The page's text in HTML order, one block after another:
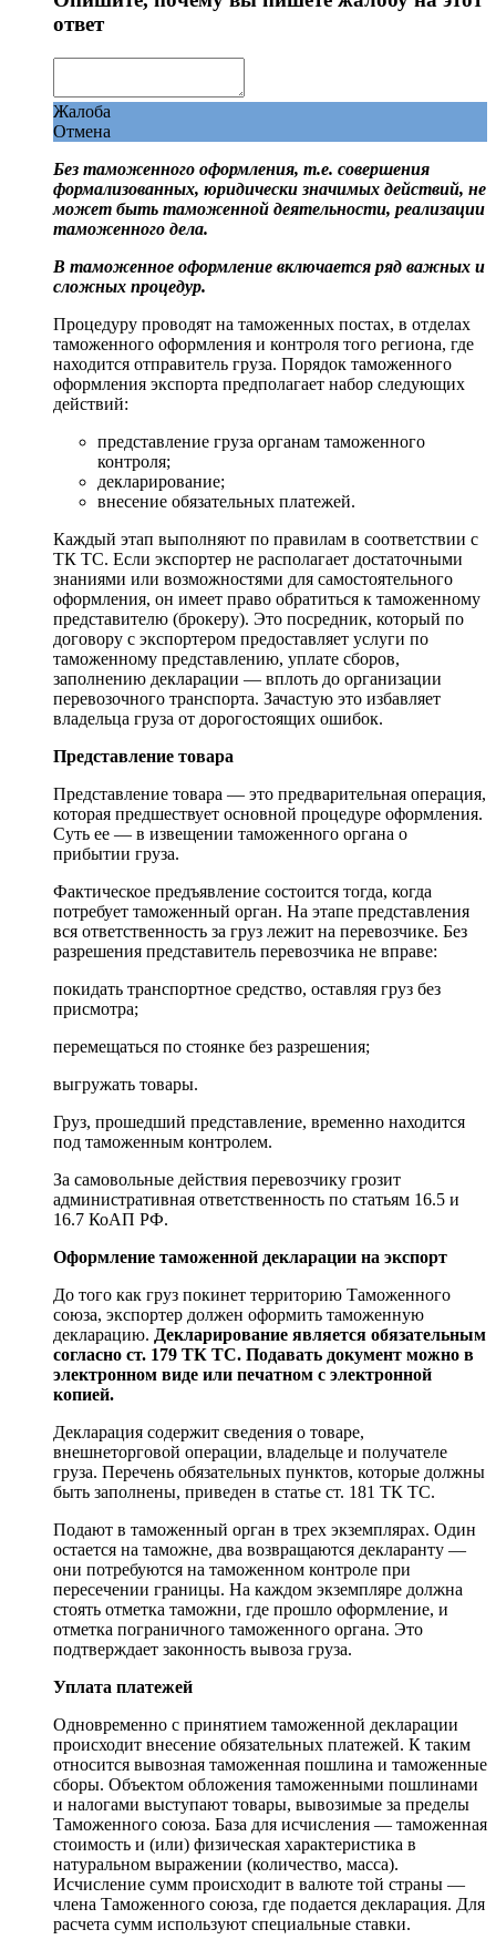
ответ
Жалоба
Отмена
Без таможенного оформления, т.е. совершения
формализованных, юридически значимых действий, не
может быть таможенной деятельности, реализации
таможенного дела.
В таможенное оформление включается ряд важных и
сложных процедур.
Процедуру проводят на таможенных постах, в отделах
таможенного оформления и контроля того региона, где
находится отправитель груза. Порядок таможенного
оформления экспорта предполагает набор следующих
действий:
представление груза органам таможенного
контроля;
декларирование;
внесение обязательных платежей.
Каждый этап выполняют по правилам в соответствии с
ТК ТС. Если экспортер не располагает достаточными
знаниями или возможностями для самостоятельного
оформления, он имеет право обратиться к таможенному
представителю (брокеру). Это посредник, который по
договору с экспортером предоставляет услуги по
таможенному представлению, уплате сборов,
заполнению декларации — вплоть до организации
перевозочного транспорта. Зачастую это избавляет
владельца груза от дорогостоящих ошибок.
Представление товара
Представление товара — это предварительная операция,
которая предшествует основной процедуре оформления.
Суть ее — в извещении таможенного органа о
прибытии груза.
Фактическое предъявление состоится тогда, когда
потребует таможенный орган. На этапе представления
вся ответственность за груз лежит на перевозчике. Без
разрешения представитель перевозчика не вправе:
покидать транспортное средство, оставляя груз без
присмотра;
перемещаться по стоянке без разрешения;
выгружать товары.
Груз, прошедший представление, временно находится
под таможенным контролем.
За самовольные действия перевозчику грозит
административная ответственность по статьям 16.5 и
16.7 КоАП РФ.
Оформление таможенной декларации на экспорт
До того как груз покинет территорию Таможенного
союза, экспортер должен оформить таможенную
декларацию. Декларирование является обязательным
согласно ст. 179 ТК ТС. Подавать документ можно в
электронном виде или печатном с электронной
копией.
Декларация содержит сведения о товаре,
внешнеторговой операции, владельце и получателе
груза. Перечень обязательных пунктов, которые должны
быть заполнены, приведен в статье ст. 181 ТК ТС.
Подают в таможенный орган в трех экземплярах. Один
остается на таможне, два возвращаются декларанту —
они потребуются на таможенном контроле при
пересечении границы. На каждом экземпляре должна
стоять отметка таможни, где прошло оформление, и
отметка пограничного таможенного органа. Это
подтверждает законность вывоза груза.
Уплата платежей
Одновременно с принятием таможенной декларации
происходит внесение обязательных платежей. К таким
относится вывозная таможенная пошлина и таможенные
сборы. Объектом обложения таможенными пошлинами
и налогами выступают товары, вывозимые за пределы
Таможенного союза. База для исчисления — таможенная
стоимость и (или) физическая характеристика в
натуральном выражении (количество, масса).
Исчисление сумм происходит в валюте той страны —
члена Таможенного союза, где подается декларация. Для
расчета сумм используют специальные ставки.